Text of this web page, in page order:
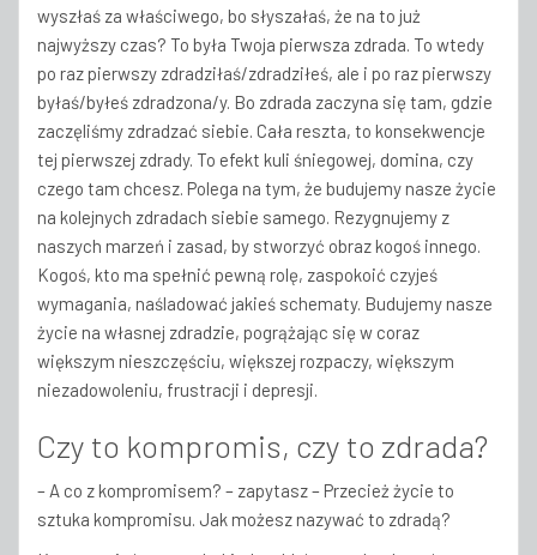
wyszłaś za właściwego, bo słyszałaś, że na to już
najwyższy czas? To była Twoja pierwsza zdrada. To wtedy
po raz pierwszy zdradziłaś/zdradziłeś, ale i po raz pierwszy
byłaś/byłeś zdradzona/y. Bo zdrada zaczyna się tam, gdzie
zaczęliśmy zdradzać siebie. Cała reszta, to konsekwencje
tej pierwszej zdrady. To efekt kuli śniegowej, domina, czy
czego tam chcesz. Polega na tym, że budujemy nasze życie
na kolejnych zdradach siebie samego. Rezygnujemy z
naszych marzeń i zasad, by stworzyć obraz kogoś innego.
Kogoś, kto ma spełnić pewną rolę, zaspokoić czyjeś
wymagania, naśladować jakieś schematy. Budujemy nasze
życie na własnej zdradzie, pogrążając się w coraz
większym nieszczęściu, większej rozpaczy, większym
niezadowoleniu, frustracji i depresji.
Czy to kompromis, czy to zdrada?
– A co z kompromisem? – zapytasz – Przecież życie to
sztuka kompromisu. Jak możesz nazywać to zdradą?